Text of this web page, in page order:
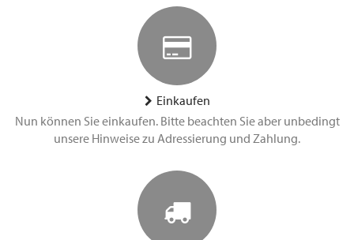
Einkaufen
Nun können Sie einkaufen. Bitte beachten Sie aber unbedingt
unsere Hinweise zu Adressierung und Zahlung.